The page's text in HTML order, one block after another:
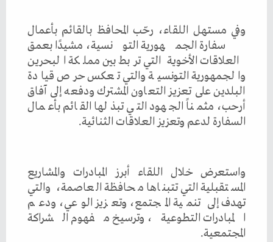
وفي مستهل اللقاء، رحّب المحافظ بالقائم بأعمال
سفارة الجمهورية التونسية، مشيدًا بعمق
العلاقات الأخوية التي تربط بين مملكة البحرين
والجمهورية التونسية والتي تعكس حرص قيادة
البلدين على تعزيز التعاون المشترك ودفعه إلى آفاق
أرحب، مثمناً الجهود التي تبذلها القائم بأعمال
السفارة لدعم وتعزيز العلاقات الثنائية.
واستعرض خلال اللقاء أبرز المبادرات والمشاريع
المستقبلية التي تتبناها محافظة العاصمة، والتي
تهدف إلى تنمية المجتمع، وتعزيز الوعي، ودعم
المبادرات التطوعية، وترسيخ مفهوم الشراكة
المجتمعية.